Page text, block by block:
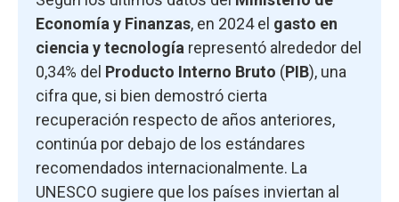
Economía y Finanzas, en 2024 el gasto en
ciencia y tecnología representó alrededor del
0,34% del Producto Interno Bruto (PIB), una
cifra que, si bien demostró cierta
recuperación respecto de años anteriores,
continúa por debajo de los estándares
recomendados internacionalmente. La
UNESCO sugiere que los países inviertan al